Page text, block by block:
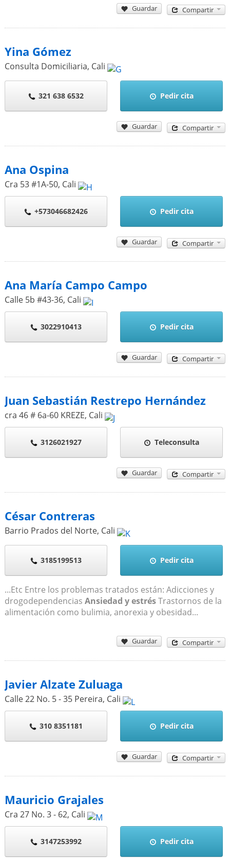
Guardar Compartir
Yina Gómez
Consulta Domiciliaria, Cali
321 638 6532 Pedir cita
Guardar Compartir
Ana Ospina
Cra 53 #1A-50, Cali
+573046682426 Pedir cita
Guardar Compartir
Ana María Campo Campo
Calle 5b #43-36, Cali
3022910413 Pedir cita
Guardar Compartir
Juan Sebastián Restrepo Hernández
cra 46 # 6a-60 KREZE, Cali
3126021927 Teleconsulta
Guardar Compartir
César Contreras
Barrio Prados del Norte, Cali
3185199513 Pedir cita
...Etc Entre los problemas tratados están: Adicciones y
drogodependencias Ansiedad y estrésTrastornos de la
alimentación como bulimia, anorexia y obesidad...
Guardar Compartir
Javier Alzate Zuluaga
Calle 22 No. 5 - 35 Pereira, Cali
310 8351181 Pedir cita
Guardar Compartir
Mauricio Grajales
Cra 27 No. 3 - 62, Cali
3147253992 Pedir cita